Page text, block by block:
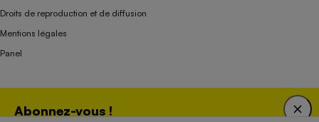
Abonnez-vous !
Droits de reproduction et de diffusion
Mentions légales
Panel
Association indépendante de l’État, des syndicats, des producteurs et des
distributeurs depuis 1951.